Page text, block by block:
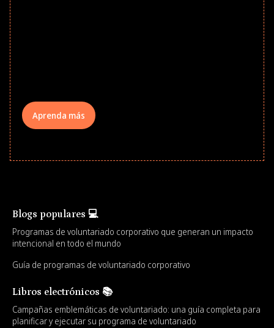
Aprenda más
Blogs populares 💻
Programas de voluntariado corporativo que generan un impacto
intencional en todo el mundo
Guía de programas de voluntariado corporativo
Libros electrónicos 📚
Campañas emblemáticas de voluntariado: una guía completa para
planificar y ejecutar su programa de voluntariado